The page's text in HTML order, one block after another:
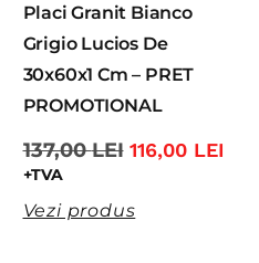
Placi Granit Bianco
Grigio Lucios De
30x60x1 Cm – PRET
PROMOTIONAL
137,00LEI 116,00 LEI
+TVA
Vezi produs